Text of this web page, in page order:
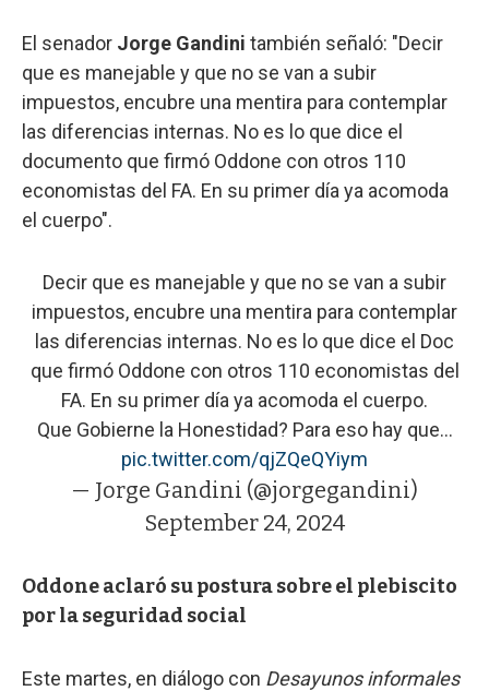
El senador Jorge Gandini también señaló: "Decir
que es manejable y que no se van a subir
impuestos, encubre una mentira para contemplar
las diferencias internas. No es lo que dice el
documento que firmó Oddone con otros 110
economistas del FA. En su primer día ya acomoda
el cuerpo".
Decir que es manejable y que no se van a subir
impuestos, encubre una mentira para contemplar
las diferencias internas. No es lo que dice el Doc
que firmó Oddone con otros 110 economistas del
FA. En su primer día ya acomoda el cuerpo.
Que Gobierne la Honestidad? Para eso hay que…
pic.twitter.com/qjZQeQYiym
— Jorge Gandini (@jorgegandini)
September 24, 2024
Oddone aclaró su postura sobre el plebiscito
por la seguridad social
Este martes, en diálogo con Desayunos informales